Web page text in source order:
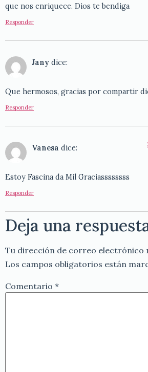
que nos enriquece. Dios te bendiga
Responder
Jany dice:
Que hermosos, gracias por compartir
Responder
Vanesa dice:
Estoy Fascina da Mil Graciassssssss
Responder
Deja una
Tu dirección de correo electrónico
Los campos obligatorios están
Comentario *